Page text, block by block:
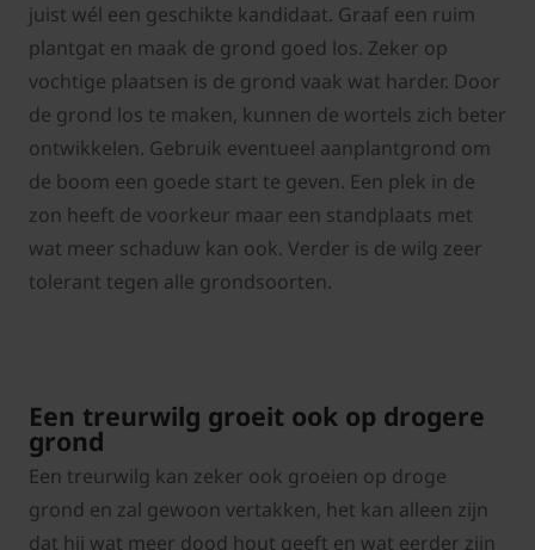
juist wél een geschikte kandidaat. Graaf een ruim
plantgat en maak de grond goed los. Zeker op
vochtige plaatsen is de grond vaak wat harder. Door
de grond los te maken, kunnen de wortels zich beter
ontwikkelen. Gebruik eventueel aanplantgrond om
de boom een goede start te geven. Een plek in de
zon heeft de voorkeur maar een standplaats met
wat meer schaduw kan ook. Verder is de wilg zeer
tolerant tegen alle grondsoorten.
Een treurwilg groeit ook op drogere
grond
Een treurwilg kan zeker ook groeien op droge
grond en zal gewoon vertakken, het kan alleen zijn
dat hij wat meer dood hout geeft en wat eerder zijn